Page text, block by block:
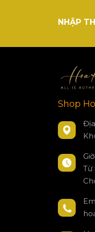
NHẬP
Shop
Từ